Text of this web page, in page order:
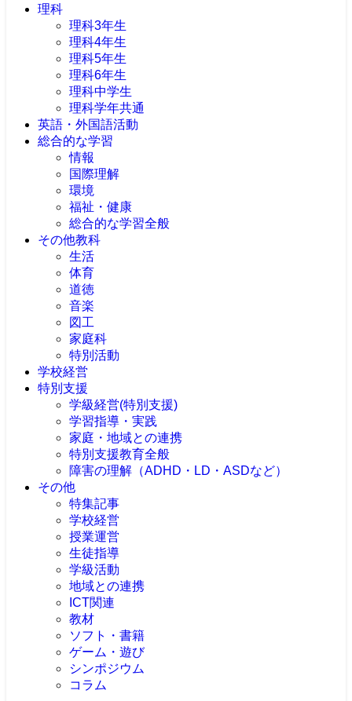
理科
理科3年生
理科4年生
理科5年生
理科6年生
理科中学生
理科学年共通
英語・外国語活動
総合的な学習
情報
国際理解
環境
福祉・健康
総合的な学習全般
その他教科
生活
体育
道徳
音楽
図工
家庭科
特別活動
学校経営
特別支援
学級経営(特別支援)
学習指導・実践
家庭・地域との連携
特別支援教育全般
障害の理解（ADHD・LD・ASDなど）
その他
特集記事
学校経営
授業運営
生徒指導
学級活動
地域との連携
ICT関連
教材
ソフト・書籍
ゲーム・遊び
シンポジウム
コラム